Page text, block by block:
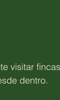
visitar
dentro.